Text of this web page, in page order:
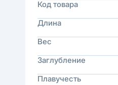
Код товара
Длина
Вес
Заглубление
Плавучесть